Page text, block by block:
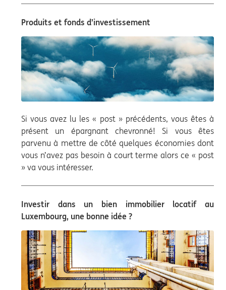
Produits et fonds d’investissement
Si vous avez lu les « post » précédents, vous êtes à
présent un épargnant chevronné! Si vous êtes
parvenu à mettre de côté quelques économies dont
vous n’avez pas besoin à court terme alors ce « post
» va vous intéresser.
Investir dans un bien immobilier locatif au
Luxembourg, une bonne idée ?